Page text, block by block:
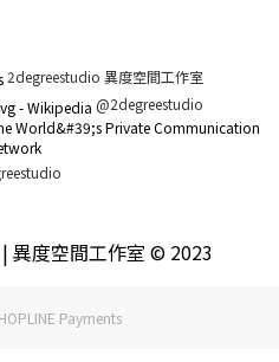
2degreestudio 異度空間工作室
@2degreestudio
| 異度空間工作室 © 2023
Payments